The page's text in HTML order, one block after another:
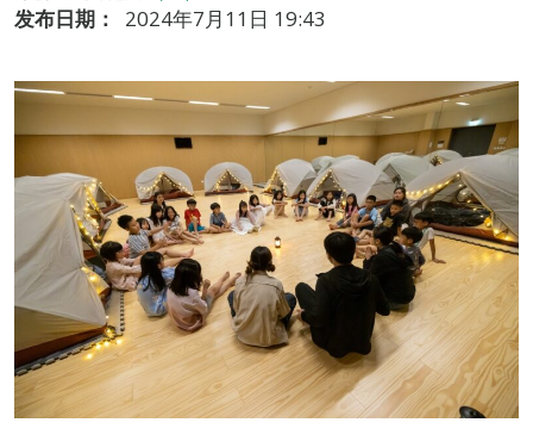
发布日期：
2024年7月11日 19:43